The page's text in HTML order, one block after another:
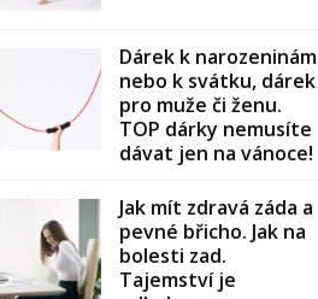
Dárek k narozeninám
nebo k svátku, dárek
pro muže či ženu.
TOP dárky nemusíte
dávat jen na vánoce!
Jak mít zdravá záda a
pevné břicho. Jak na
bolesti zad.
Tajemství je